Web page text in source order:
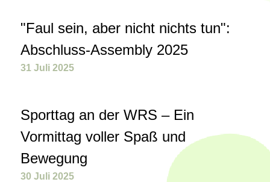
"Faul sein, aber nicht nichts tun":
Abschluss-Assembly 2025
31 Juli 2025
Sporttag an der WRS – Ein
Vormittag voller Spaß und
Bewegung
30 Juli 2025